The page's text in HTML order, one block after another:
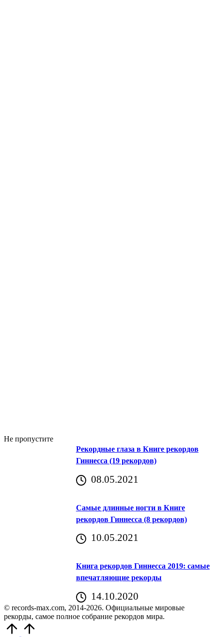
Не пропустите
Рекордные глаза в Книге рекордов
Гиннесса (19 рекордов)
08.05.2021
Самые длинные ногти в Книге
рекордов Гиннесса (8 рекордов)
10.05.2021
Книга рекордов Гиннесса 2019: самые
впечатляющие рекорды
14.10.2020
© records-max.com, 2014-2026. Официальные мировые
рекорды, самое полное собрание рекордов мира.